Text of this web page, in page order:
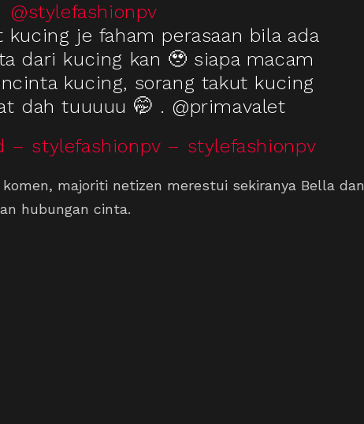
@stylefashionpv
kucing je faham perasaan bila ada
dari kucing kan 🥹 siapa macam
kucing, sorang takut kucing
dah tuuuuu 🤭 . @primavalet
– stylefashionpv – stylefashionpv
komen, majoriti netizen merestui sekiranya Bella dan
hubungan cinta.